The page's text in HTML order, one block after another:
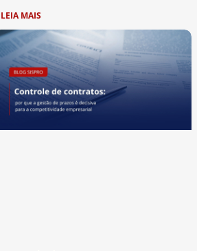
LEIA MAIS